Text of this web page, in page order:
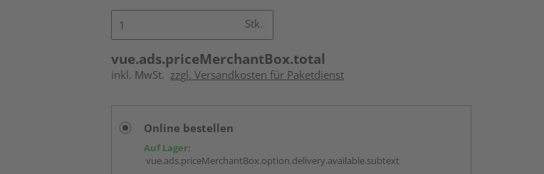
Stk.
vue.ads.priceMerchantBox.total
inkl. MwSt. zzgl. Versandkosten für Paketdienst
Online bestellen
Auf Lager:
vue.ads.priceMerchantBox.option.delivery.available.subtext